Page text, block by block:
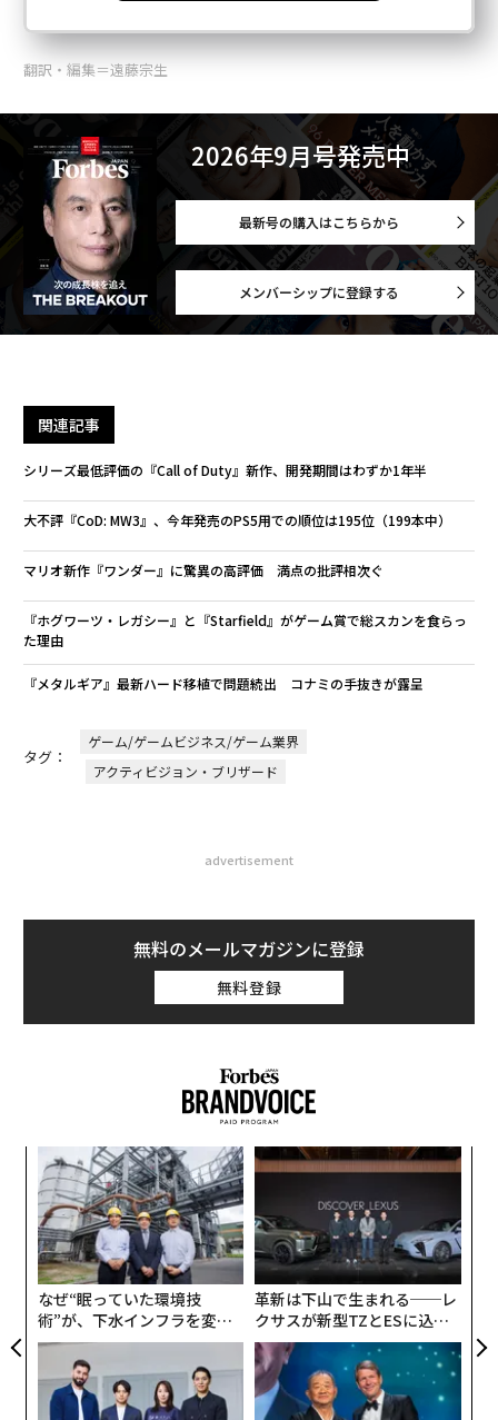
翻訳・編集＝遠藤宗生
2026年9月号発売中
最新号の購入はこちらから
メンバーシップに登録する
関連記事
シリーズ最低評価の『Call of Duty』新作、開発期間はわずか1年半
大不評『CoD: MW3』、今年発売のPS5用での順位は195位（199本中）
マリオ新作『ワンダー』に驚異の高評価 満点の批評相次ぐ
『ホグワーツ・レガシー』と『Starfield』がゲーム賞で総スカンを食らっ
た理由
『メタルギア』最新ハード移植で問題続出 コナミの手抜きが露呈
タグ：
ゲーム/ゲームビジネス/ゲーム業界
アクティビジョン・ブリザード
advertisement
無料のメールマガジンに登録
無料登録
なぜ“眠っていた環境技
術”が、下水インフラを変え
たのか──産総研×月島JFE
アクアソリューションの10年
革新は下山で生まれる──レ
クサスが新型TZとESに込め
た「DISCOVER」の哲学